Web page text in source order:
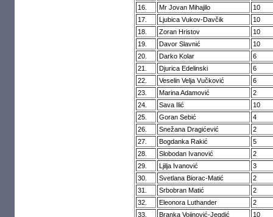
16.
Mr Jovan Mihajilo
10
17.
Ljubica Vukov-Davčik
10
18.
Zoran Hristov
10
19.
Davor Slavnić
10
20.
Darko Kolar
6
21.
Djurica Edelinski
6
22.
Veselin Velja Vučković
6
23.
Marina Adamović
2
24.
Sava Ilić
10
25.
Goran Sebić
4
26.
Snežana Dragićević
2
27.
Bogdanka Rakić
5
28.
Slobodan Ivanović
2
29.
Ljilja Ivanović
3
30.
Svetlana Biorac-Matić
2
31.
Srbobran Matić
2
32.
Eleonora Luthander
2
33.
Branka Vojinović-Jegdić
10